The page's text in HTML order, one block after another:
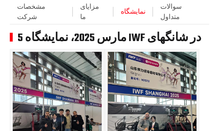
مشخصات
شرکت
مزایای
ما
نمایشگاه
سوالات
متداول
5 مارس 2025، نمایشگاه IWF در شانگهای